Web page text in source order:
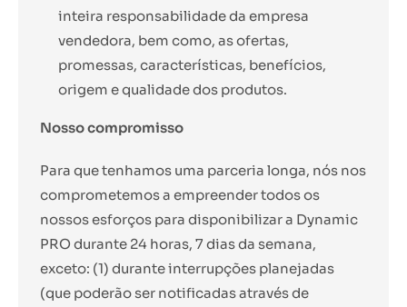
inteira responsabilidade da empresa
vendedora, bem como, as ofertas,
promessas, características, benefícios,
origem e qualidade dos produtos.
Nosso compromisso
Para que tenhamos uma parceria longa, nós nos
comprometemos a empreender todos os
nossos esforços para disponibilizar a Dynamic
PRO durante 24 horas, 7 dias da semana,
exceto: (1) durante interrupções planejadas
(que poderão ser notificadas através de